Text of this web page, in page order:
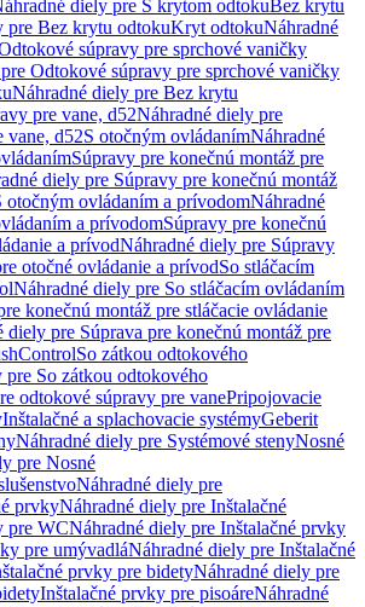
diely pre S krytom odtokuBez krytu
pre Bez krytu odtokuKryt odtokuNáhradné
súpravy pre sprchové vaničky
Odtokové súpravy pre sprchové vaničky
Náhradné diely pre Bez krytu
pre vane, d52Náhradné diely pre
vane, d52S otočným ovládanímNáhradné
Súpravy pre konečnú montáž pre
diely pre Súpravy pre konečnú montáž
otočným ovládaním a prívodomNáhradné
a prívodomSúpravy pre konečnú
a prívodNáhradné diely pre Súpravy
otočné ovládanie a prívodSo stláčacím
Náhradné diely pre So stláčacím ovládaním
konečnú montáž pre stláčacie ovládanie
diely pre Súprava pre konečnú montáž pre
So zátkou odtokového
pre So zátkou odtokového
odtokové súpravy pre vanePripojovacie
Inštalačné a splachovacie systémyGeberit
Náhradné diely pre Systémové stenyNosné
pre Nosné
Náhradné diely pre
prvkyNáhradné diely pre Inštalačné
pre WCNáhradné diely pre Inštalačné prvky
pre umývadláNáhradné diely pre Inštalačné
prvky pre bidetyNáhradné diely pre
Inštalačné prvky pre pisoáreNáhradné